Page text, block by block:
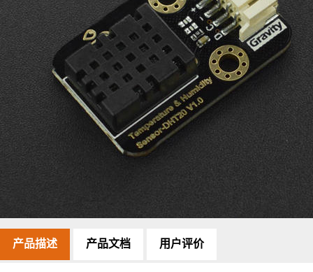
产品描述 产品文档 用户评价